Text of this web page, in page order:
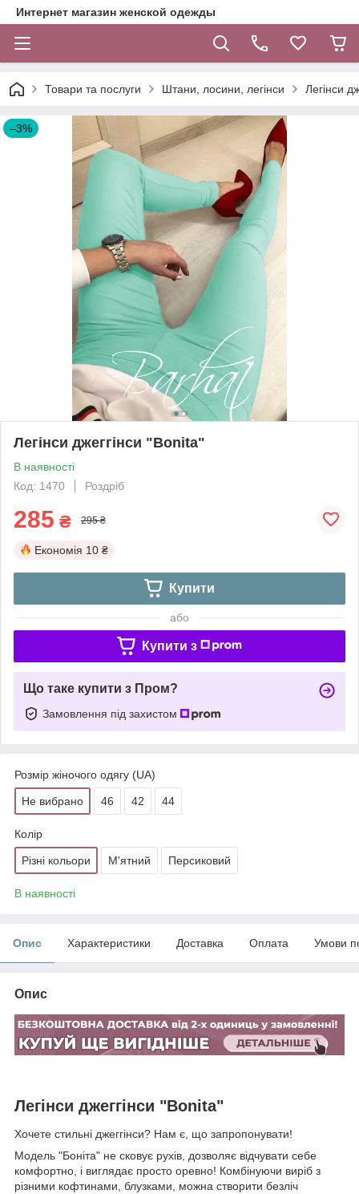
Интернет магазин женской одежды
Товари та послуги Штани, лосини, легінси Легінси
–3%
Легінси джеггінси "Bonita"
В наявності
Код: 1470
Роздріб
285 ₴ 295 ₴
Економія 10 ₴
Купити
або
Купити з
Що таке купити з Пром?
Замовлення під захистом
Розмір жіночого одягу (UA)
Не вибрано 46 42 44
Колір
Різні кольори М'ятний Персиковий
В наявності
Опис Характеристики Доставка Оплата Умови
Опис
Легінси джеггінси "Bonita"
Хочете стильні джеггінси? Нам є, що запропонувати!
Модель "Боніта" не сковує рухів, дозволяє відчувати себе
комфортно, і виглядає просто оревно! Комбінуючи виріб з
різними кофтинами, блузками, можна створити безліч